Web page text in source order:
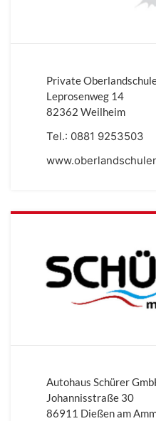
Private
Leprosenweg 14
82362 Weilheim
Tel.: 0881 9253503
Autohaus Schürer
Johannisstraße 30
86911 Dießen am